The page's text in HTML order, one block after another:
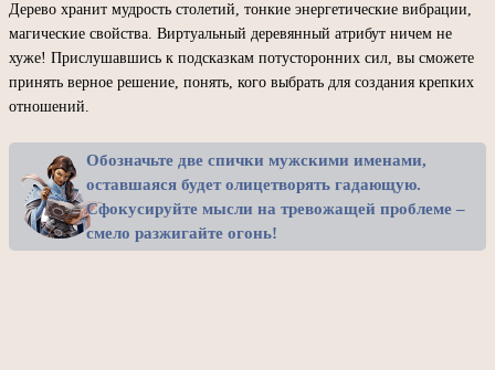
Дерево хранит мудрость столетий, тонкие энергетические вибрации,
магические свойства. Виртуальный деревянный атрибут ничем не
хуже! Прислушавшись к подсказкам потусторонних сил, вы сможете
принять верное решение, понять, кого выбрать для создания крепких
отношений.
Обозначьте две спички мужскими именами,
оставшаяся будет олицетворять гадающую.
Сфокусируйте мысли на тревожащей проблеме –
смело разжигайте огонь!